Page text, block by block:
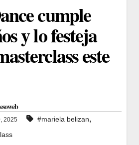
cumple
y lo festeja
este
2025 #mariela belizan,